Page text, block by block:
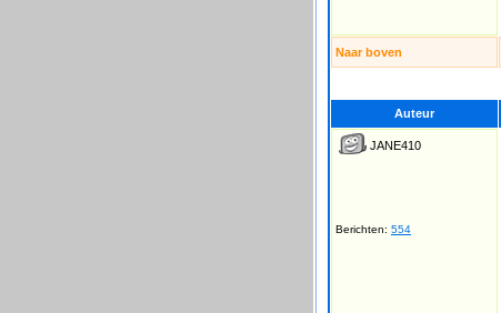
Naar boven
Auteur
JANE410
Berichten: 554